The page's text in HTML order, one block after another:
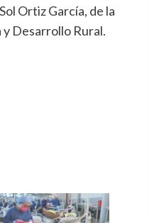
Ortiz García, de la
Desarrollo Rural.